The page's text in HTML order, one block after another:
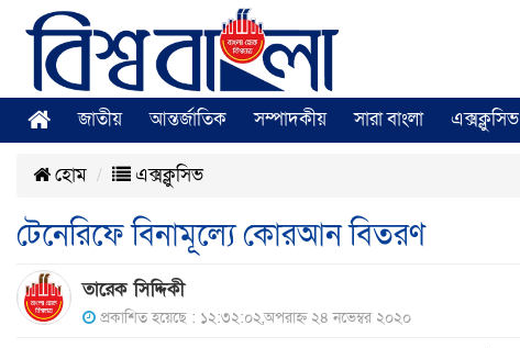
জাতীয় আন্তর্জাতিক সম্পাদকীয় সারা বাংলা এক্সক্লুসিভ
হোম এক্সক্লুসিভ
টেনেরিফে বিনামূল্যে কোরআন বিতরণ
তারেক সিদ্দিকী
প্রকাশিত হয়েছে : ১২:৩২:০২,অপরাহ্ন ২৪ নভেম্বর ২০২০